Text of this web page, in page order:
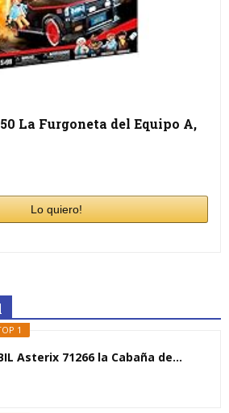
La Furgoneta del Equipo A,
Lo quiero!
1
Asterix 71266 la Cabaña de...